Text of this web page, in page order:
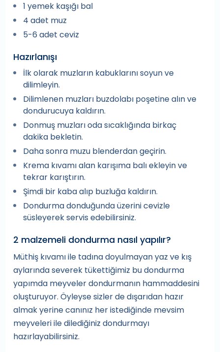
1 yemek kaşığı bal
4 adet muz
5-6 adet ceviz
Hazırlanışı
İlk olarak muzların kabuklarını soyun ve
dilimleyin.
Dilimlenen muzları buzdolabı poşetine alın ve
dondurucuya kaldırın.
Donmuş muzları oda sıcaklığında birkaç
dakika bekletin.
Daha sonra muzu blenderdan geçirin.
Krema kıvamı alan karışıma balı ekleyin ve
tekrar karıştırın.
Şimdi bir kaba alıp buzluğa kaldırın.
Dondurma donduğunda üzerini cevizle
süsleyerek servis edebilirsiniz.
2 malzemeli dondurma nasıl yapılır?
Müthiş kıvamı ile tadına doyulmayan yaz ve kış
aylarında severek tükettiğimiz bu dondurma
yapımda meyveler dondurmanın hammaddesini
oluşturuyor. Öyleyse sizler de dışarıdan hazır
almak yerine canınız her istediğinde mevsim
meyveleri ile dilediğiniz dondurmayı
hazırlayabilirsiniz.